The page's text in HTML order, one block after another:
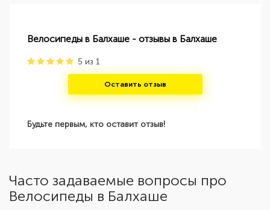
Велосипеды в Балхаше - отзывы в Балхаше
5 из 1
Оставить отзыв
Будьте первым, кто оставит отзыв!
Часто задаваемые вопросы про
Велосипеды в Балхаше